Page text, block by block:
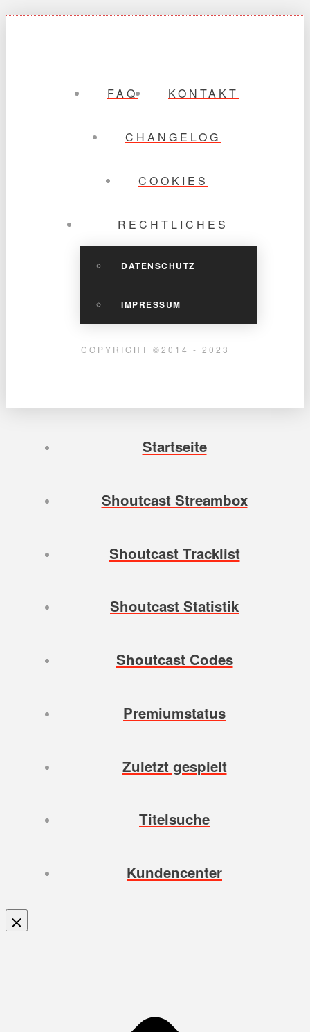
FAQ KONTAKT
CHANGELOG
COOKIES
RECHTLICHES
DATENSCHUTZ
IMPRESSUM
COPYRIGHT ©2014 - 2023
Startseite
Shoutcast Streambox
Shoutcast Tracklist
Shoutcast Statistik
Shoutcast Codes
Premiumstatus
Zuletzt gespielt
Titelsuche
Kundencenter